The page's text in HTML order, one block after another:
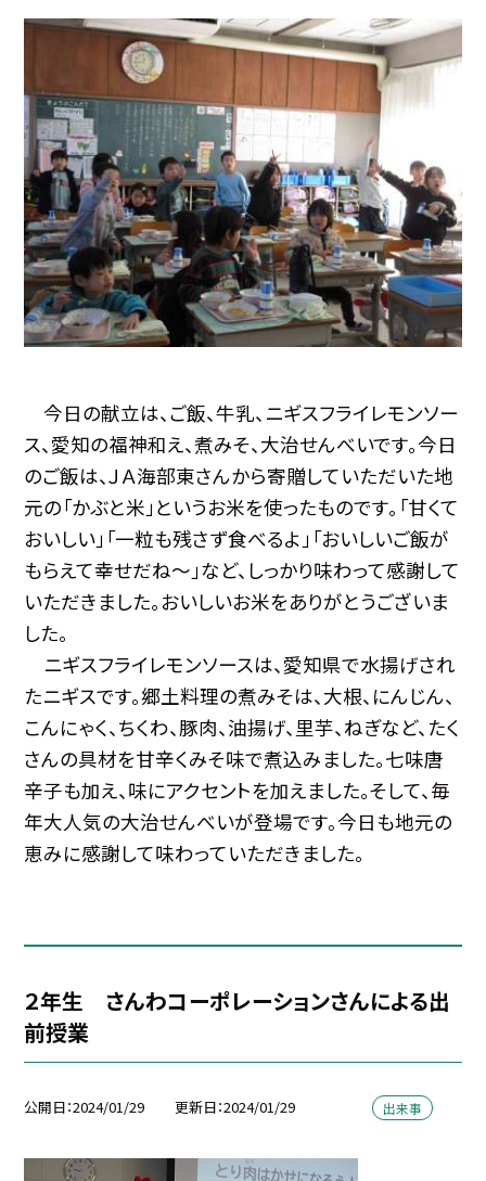
今日の献立は、ご飯、牛乳、ニギスフライレモンソー
ス、愛知の福神和え、煮みそ、大治せんべいです。今日
のご飯は、ＪＡ海部東さんから寄贈していただいた地
元の「かぶと米」というお米を使ったものです。「甘くて
おいしい」「一粒も残さず食べるよ」「おいしいご飯が
もらえて幸せだね〜」など、しっかり味わって感謝して
いただきました。おいしいお米をありがとうございま
した。
ニギスフライレモンソースは、愛知県で水揚げされ
たニギスです。郷土料理の煮みそは、大根、にんじん、
こんにゃく、ちくわ、豚肉、油揚げ、里芋、ねぎなど、たく
さんの具材を甘辛くみそ味で煮込みました。七味唐
辛子も加え、味にアクセントを加えました。そして、毎
年大人気の大治せんべいが登場です。今日も地元の
恵みに感謝して味わっていただきました。
２年生 さんわコーポレーションさんによる出
前授業
公開日 2024/01/29 更新日 2024/01/29 出来事